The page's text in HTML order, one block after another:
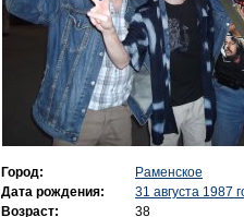
Город:
Раменское
Дата рождения:
31 августа 1987
Возраст:
38